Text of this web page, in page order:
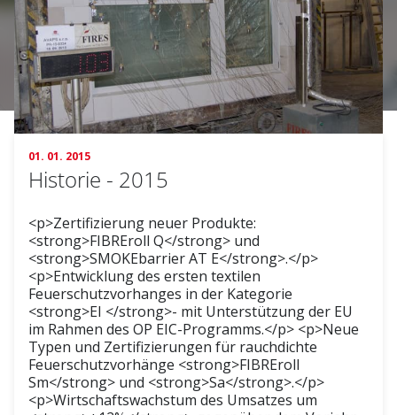
01. 01. 2015
Historie - 2015
<p>Zertifizierung neuer Produkte:
<strong>FIBREroll Q</strong> und
<strong>SMOKEbarrier AT E</strong>.</p>
<p>Entwicklung des ersten textilen
Feuerschutzvorhanges in der Kategorie
<strong>EI </strong>- mit Unterstützung der EU
im Rahmen des OP EIC-Programms.</p> <p>Neue
Typen und Zertifizierungen für rauchdichte
Feuerschutzvorhänge <strong>FIBREroll
Sm</strong> und <strong>Sa</strong>.</p>
<p>Wirtschaftswachstum des Umsatzes um